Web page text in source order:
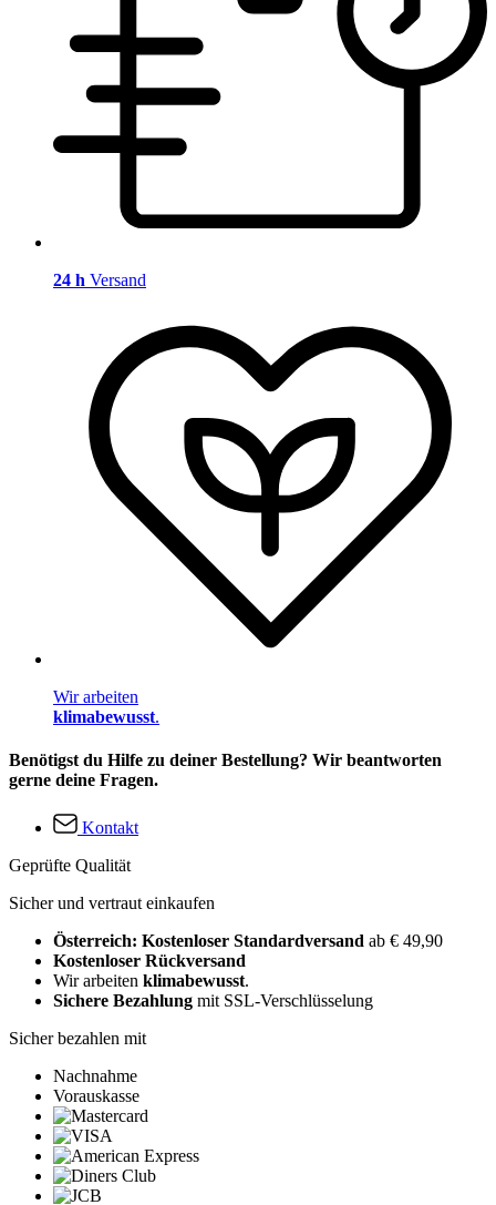
24 h Versand
Wir arbeiten
klimabewusst.
Benötigst du Hilfe zu deiner Bestellung? Wir beantworten
gerne deine Fragen.
Kontakt
Geprüfte Qualität
Sicher und vertraut einkaufen
Österreich: Kostenloser Standardversand ab € 49,90
Kostenloser Rückversand
Wir arbeiten klimabewusst.
Sichere Bezahlung mit SSL-Verschlüsselung
Sicher bezahlen mit
Nachnahme
Vorauskasse